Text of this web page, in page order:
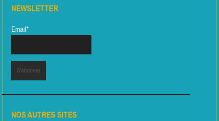
NEWSLETTER
Email*
NOS AUTRES SITES